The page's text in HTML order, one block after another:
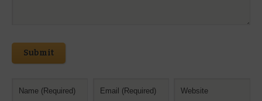
Submit